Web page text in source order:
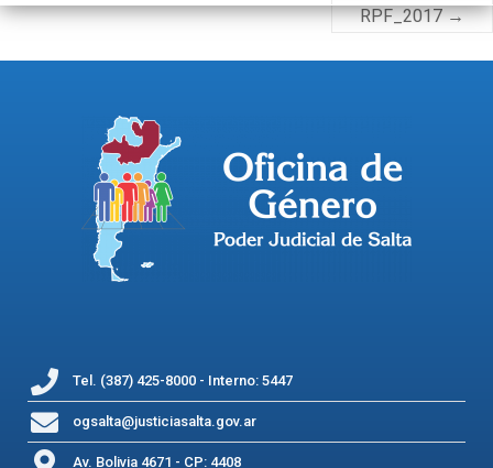
RPF_2017→
Tel. (387) 425-8000 - Interno: 5447
ogsalta@justiciasalta.gov.ar
Av. Bolivia 4671 - CP: 4408